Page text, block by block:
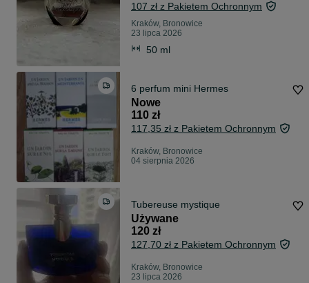
107 zł z Pakietem Ochronnym
Kraków, Bronowice
23 lipca 2026
50 ml
6 perfum mini Hermes
Nowe
110 zł
117,35 zł z Pakietem Ochronnym
Kraków, Bronowice
04 sierpnia 2026
Tubereuse mystique
Używane
120 zł
127,70 zł z Pakietem Ochronnym
Kraków, Bronowice
23 lipca 2026